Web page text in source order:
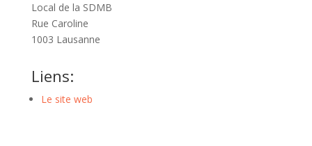
Local de la SDMB
Rue Caroline
1003 Lausanne
Liens:
Le site web